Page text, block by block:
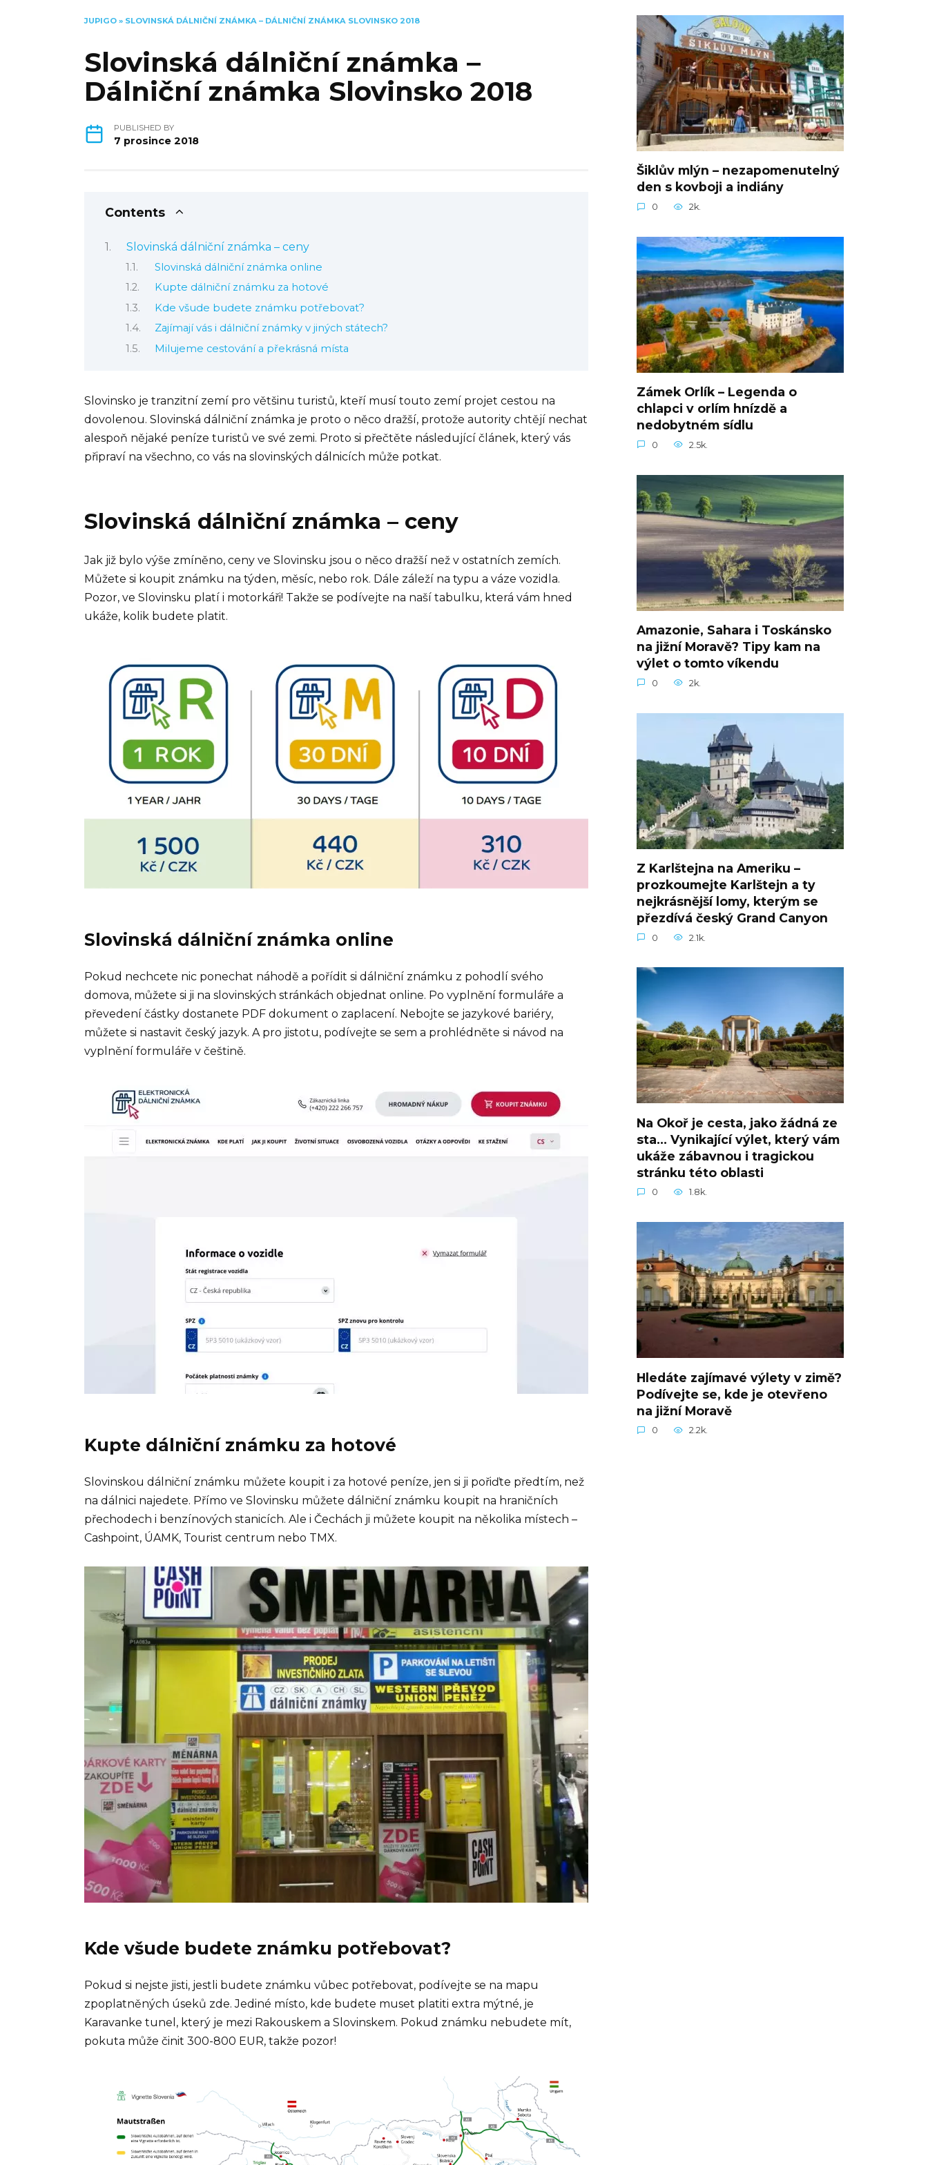
JUPIGO » SLOVINSKÁ DÁLNIČNÍ ZNÁMKA – DÁLNIČNÍ ZNÁMKA SLOVINSKO 2018
Slovinská dálniční známka –
Dálniční známka Slovinsko 2018
PUBLISHED BY
7 prosince 2018
Contents
Slovinská dálniční známka – ceny
Slovinská dálniční známka online
Kupte dálniční známku za hotové
Kde všude budete známku potřebovat?
Zajímají vás i dálniční známky v jiných státech?
Milujeme cestování a překrásná místa
Slovinsko je tranzitní zemí pro většinu turistů, kteří musí touto zemí projet cestou na
dovolenou. Slovinská dálniční známka je proto o něco dražší, protože autority chtějí nechat
alespoň nějaké peníze turistů ve své zemi. Proto si přečtěte následující článek, který vás
připraví na všechno, co vás na slovinských dálnicích může potkat.
Slovinská dálniční známka – ceny
Jak již bylo výše zmíněno, ceny ve Slovinsku jsou o něco dražší než v ostatních zemích.
Můžete si koupit známku na týden, měsíc, nebo rok. Dále záleží na typu a váze vozidla.
Pozor, ve Slovinsku platí i motorkáři! Takže se podívejte na naší tabulku, která vám hned
ukáže, kolik budete platit.
Slovinská dálniční známka online
Pokud nechcete nic ponechat náhodě a pořídit si dálniční známku z pohodlí svého
domova, můžete si ji na slovinských stránkách objednat online. Po vyplnění formuláře a
převedení částky dostanete PDF dokument o zaplacení. Nebojte se jazykové bariéry,
můžete si nastavit český jazyk. A pro jistotu, podívejte se sem a prohlédněte si návod na
vyplnění formuláře v češtině.
Kupte dálniční známku za hotové
Slovinskou dálniční známku můžete koupit i za hotové peníze, jen si ji pořiďte předtím, než
na dálnici najedete. Přímo ve Slovinsku můžete dálniční známku koupit na hraničních
přechodech i benzínových stanicích. Ale i Čechách ji můžete koupit na několika místech –
Cashpoint, ÚAMK, Tourist centrum nebo TMX.
Kde všude budete známku potřebovat?
Pokud si nejste jisti, jestli budete známku vůbec potřebovat, podívejte se na mapu
zpoplatněných úseků zde. Jediné místo, kde budete muset platiti extra mýtné, je
Karavanke tunel, který je mezi Rakouskem a Slovinskem. Pokud známku nebudete mít,
pokuta může činit 300-800 EUR, takže pozor!
Šiklův mlýn – nezapomenutelný
den s kovboji a indiány
0 2k.
Zámek Orlík – Legenda o
chlapci v orlím hnízdě a
nedobytném sídlu
0 2.5k.
Amazonie, Sahara i Toskánsko
na jižní Moravě? Tipy kam na
výlet o tomto víkendu
0 2k.
Z Karlštejna na Ameriku –
prozkoumejte Karlštejn a ty
nejkrásnější lomy, kterým se
přezdívá český Grand Canyon
0 2.1k.
Na Okoř je cesta, jako žádná ze
sta… Vynikající výlet, který vám
ukáže zábavnou i tragickou
stránku této oblasti
0 1.8k.
Hledáte zajímavé výlety v zimě?
Podívejte se, kde je otevřeno
na jižní Moravě
0 2.2k.